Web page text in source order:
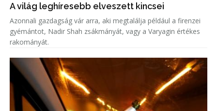
A világ leghíresebb elveszett kincsei
Azonnali gazdagság vár arra, aki megtalálja például a firenzei
gyémántot, Nadir Shah zsákmányát, vagy a Varyagin értékes
rakományát.